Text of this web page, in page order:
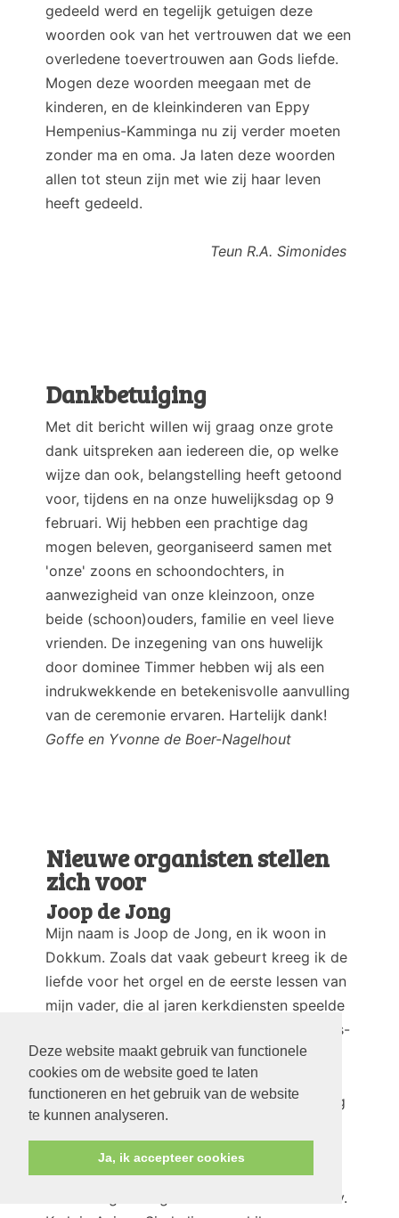
Deze website maakt gebruik van functionele
cookies om de website goed te laten
functioneren en het gebruik van de website
te kunnen analyseren.
Ja, ik accepteer cookies
gedeeld werd en tegelijk getuigen deze
woorden ook van het vertrouwen dat we een
overledene toevertrouwen aan Gods liefde.
Mogen deze woorden meegaan met de
kinderen, en de kleinkinderen van Eppy
Hempenius-Kamminga nu zij verder moeten
zonder ma en oma. Ja laten deze woorden
allen tot steun zijn met wie zij haar leven
heeft gedeeld.
Teun R.A. Simonides
Dankbetuiging
Met dit bericht willen wij graag onze grote
dank uitspreken aan iedereen die, op welke
wijze dan ook, belangstelling heeft getoond
voor, tijdens en na onze huwelijksdag op 9
februari. Wij hebben een prachtige dag
mogen beleven, georganiseerd samen met
'onze' zoons en schoondochters, in
aanwezigheid van onze kleinzoon, onze
beide (schoon)ouders, familie en veel lieve
vrienden. De inzegening van ons huwelijk
door dominee Timmer hebben wij als een
indrukwekkende en betekenisvolle aanvulling
van de ceremonie ervaren. Hartelijk dank!
Goffe en Yvonne de Boer-Nagelhout
Nieuwe organisten stellen
zich voor
Joop de Jong
Mijn naam is Joop de Jong, en ik woon in
Dokkum. Zoals dat vaak gebeurt kreeg ik de
liefde voor het orgel en de eerste lessen van
mijn vader, die al jaren kerkdiensten speelde
in Anjum en Paesens-Moddergat. In Paesens-
Moddergat speelde ik in de 60 er jaren mijn
eerste kerkdiensten onder het toeziend oog
van mijn vader. Lessen kreeg ik van de vorig
jaar overleden Harke Idema, en later van
Theo Jellema aan het conservatorium in
Leeuwarden. In 1968 kreeg ik mijn eerste
aanstelling als organist in de toen Ned. Herv.